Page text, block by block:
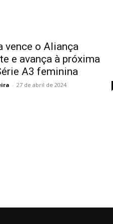
vence o Aliança
e avança à próxima
A3 feminina
- 27 de abril de 2024